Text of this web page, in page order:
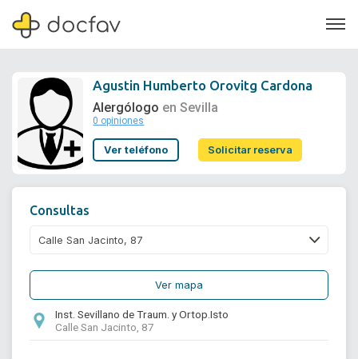
Soporte
Agustin Humberto Orovitg Cardona
Alergólogo en Sevilla
0 opiniones
Ver teléfono Solicitar reserva
Consultas
Ver mapa
Inst. Sevillano de Traum. y Ortop.Isto
Calle San Jacinto, 87